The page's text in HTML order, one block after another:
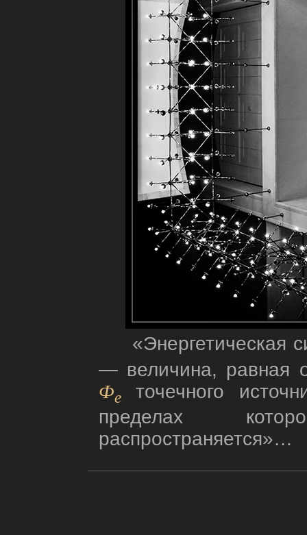
«Энергетическая
— величина, равная
Фe
точечного
пределах
распространяется»…